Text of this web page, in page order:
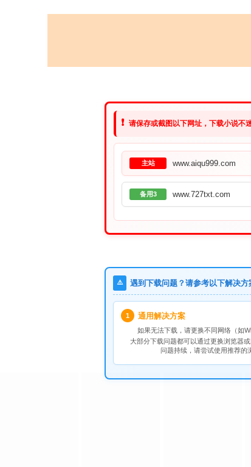
❗ 请保存或截图以下网址，下载小说不
主站 www.aiqu999.com
备用3 www.727txt.com
⚠️ 遇到下载问题？请参考以下解决方
1 通用解决方案
如果无法下载，请更换不同网络（如
大部分下载问题都可以通过更换浏览器
问题持续，请尝试使用推荐的